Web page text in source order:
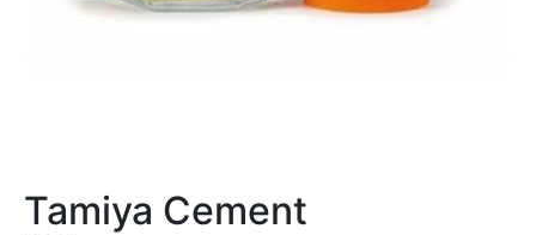
Tamiya Cement